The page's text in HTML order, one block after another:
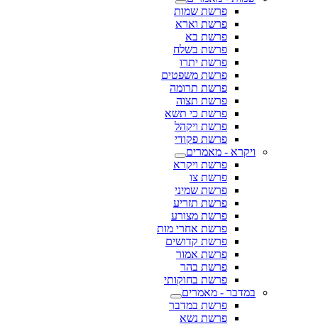
פרשת שמות
פרשת וארא
פרשת בא
פרשת בשלח
פרשת יתרו
פרשת משפטים
פרשת תרומה
פרשת תצוה
פרשת כי תשא
פרשת ויקהל
פרשת פקודי
ויקרא - מאמרים
פרשת ויקרא
פרשת צו
פרשת שמיני
פרשת תזריע
פרשת מצורע
פרשת אחרי מות
פרשת קדושים
פרשת אמור
פרשת בהר
פרשת בחוקותי
במדבר - מאמרים
פרשת במדבר
פרשת נשא